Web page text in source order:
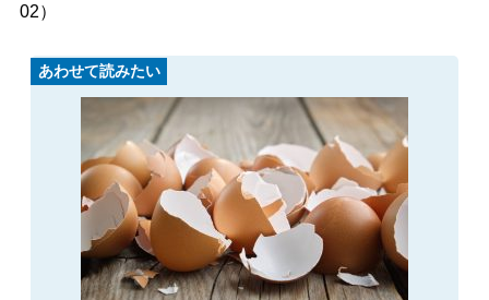
02）
あわせて読みたい